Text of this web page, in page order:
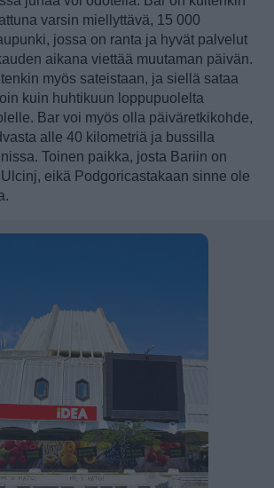
varsin miellyttävä, 15 000
jossa on ranta ja hyvät palvelut
aikana viettää muutaman päivän.
myös sateistaan, ja siellä sataa
kuin huhtikuun loppupuolelta
Bar voi myös olla päiväretkikohde,
alle 40 kilometriä ja bussilla
Toinen paikka, josta Bariin on
eikä Podgoricastakaan sinne ole